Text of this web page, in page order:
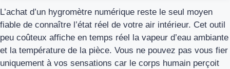
L’achat d’un hygromètre numérique reste le seul moyen
fiable de connaître l’état réel de votre air intérieur. Cet outil
peu coûteux affiche en temps réel la vapeur d’eau ambiante
et la température de la pièce. Vous ne pouvez pas vous fier
uniquement à vos sensations car le corps humain perçoit